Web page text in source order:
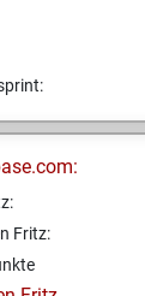
Fritz: